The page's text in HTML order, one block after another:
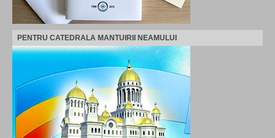
PENTRU CATEDRALA MANTUIRII NEAMULUI